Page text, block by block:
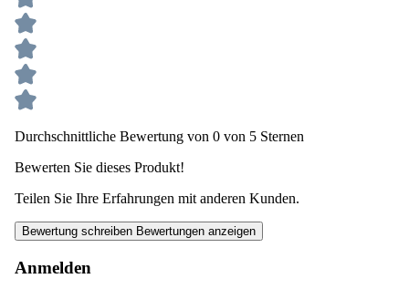
Durchschnittliche Bewertung von 0 von 5 Sternen
Bewerten Sie dieses Produkt!
Teilen Sie Ihre Erfahrungen mit anderen Kunden.
Bewertung schreiben Bewertungen anzeigen
Anmelden